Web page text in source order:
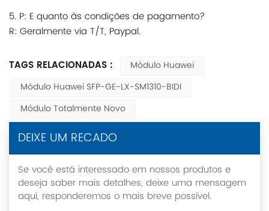
5. P: E quanto às condições de pagamento?
R: Geralmente via T/T, Paypal.
TAGS RELACIONADAS :
Módulo Huawei
Módulo Huawei SFP-GE-LX-SM1310-BIDI
Módulo Totalmente Novo
DEIXE UM RECADO
Se você está interessado em nossos produtos e
deseja saber mais detalhes, deixe uma mensagem
aqui, responderemos o mais breve possível.